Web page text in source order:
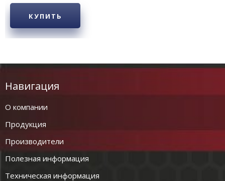
КУПИТЬ
Навигация
О компании
Продукция
Производители
Полезная информация
Техническая информация